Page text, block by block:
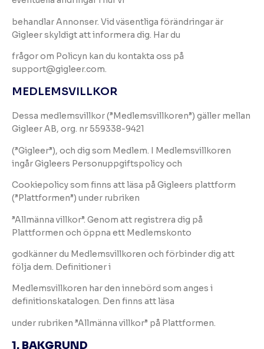
behandlar Annonser. Vid väsentliga förändringar är
Gigleer skyldigt att informera dig. Har du
frågor om Policyn kan du kontakta oss på
support@gigleer.com.
MEDLEMSVILLKOR
Dessa medlemsvillkor (”Medlemsvillkoren”) gäller mellan
Gigleer AB, org. nr 559338-9421
(”Gigleer”), och dig som Medlem. I Medlemsvillkoren
ingår Gigleers Personuppgiftspolicy och
Cookiepolicy som finns att läsa på Gigleers plattform
(”Plattformen”) under rubriken
”Allmänna villkor”. Genom att registrera dig på
Plattformen och öppna ett Medlemskonto
godkänner du Medlemsvillkoren och förbinder dig att
följa dem. Definitioner i
Medlemsvillkoren har den innebörd som anges i
definitionskatalogen. Den finns att läsa
under rubriken ”Allmänna villkor” på Plattformen.
1. BAKGRUND